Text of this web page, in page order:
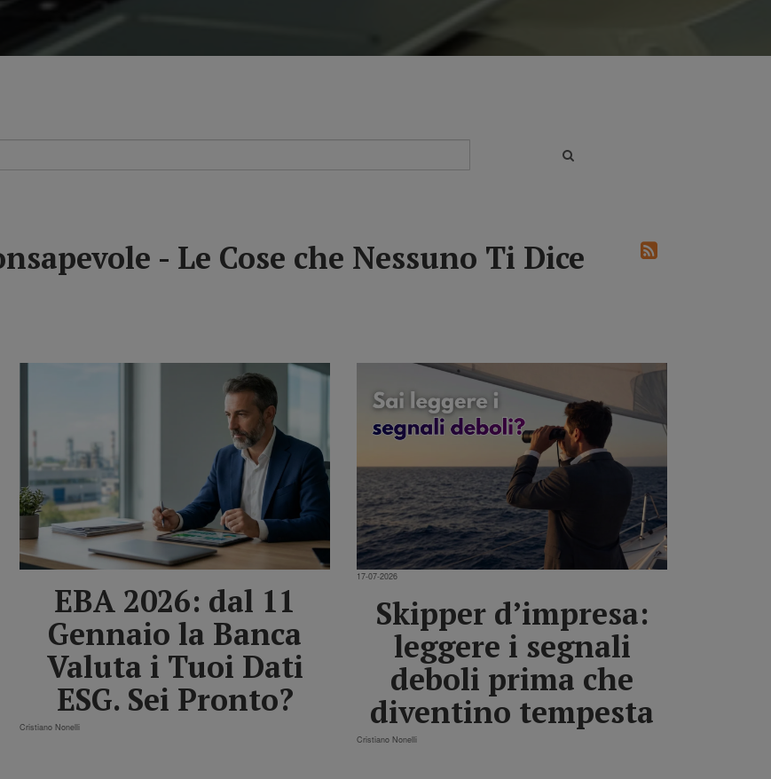
- Le Cose che Nessuno Ti Dice
EBA 2026: dal 11
Gennaio la Banca
Valuta i Tuoi Dati
ESG. Sei Pronto?
Cristiano Nonelli
17-07-2026
Skipper d’impresa:
leggere i segnali
deboli prima che
diventino tempesta
Cristiano Nonelli